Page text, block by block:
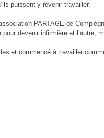
puissent y revenir travailler.
PARTAGE de
devenir infirmière et l’autre,
et commencé à travailler